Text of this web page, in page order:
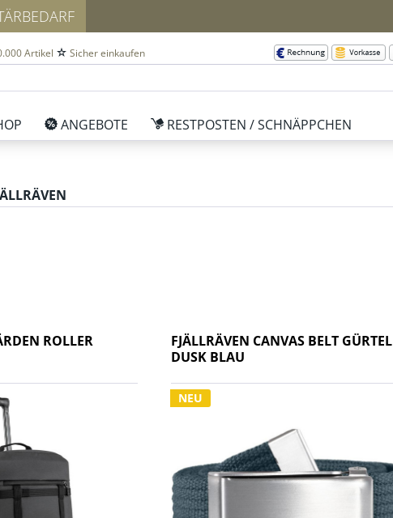
Artikel Sicher einkaufen
ANGEBOTE RESTPOSTEN / SCHNÄPPCHEN
ROLLER
NEU
FJÄLLRÄVEN CANVAS BELT GÜRTEL
DUSK BLAU